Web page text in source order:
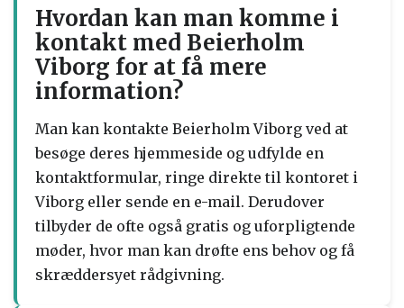
Hvordan kan man komme i
kontakt med Beierholm
Viborg for at få mere
information?
Man kan kontakte Beierholm Viborg ved at
besøge deres hjemmeside og udfylde en
kontaktformular, ringe direkte til kontoret i
Viborg eller sende en e-mail. Derudover
tilbyder de ofte også gratis og uforpligtende
møder, hvor man kan drøfte ens behov og få
skræddersyet rådgivning.